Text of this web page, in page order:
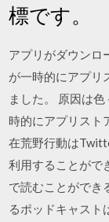
標です。
アプリがダウンロ
が一時的にアプリ
ました。 原因は
時的にアプリスト
在荒野行動は
利用することがで
で読むことができ
るポッドキャスト